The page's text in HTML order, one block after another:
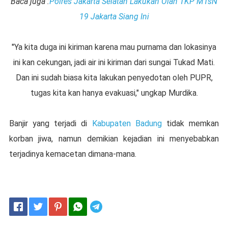
19 Jakarta Siang Ini
"Ya kita duga ini kiriman karena mau purnama dan lokasinya
ini kan cekungan, jadi air ini kiriman dari sungai Tukad Mati.
Dan ini sudah biasa kita lakukan penyedotan oleh PUPR,
tugas kita kan hanya evakuasi," ungkap Murdika.
Banjir yang terjadi di Kabupaten Badungtidak memkan
korban jiwa, namun demikian kejadian ini menyebabkan
terjadinya kemacetan dimana-mana.